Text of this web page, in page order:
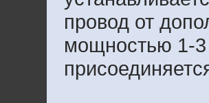
провод от
мощностью 1-3